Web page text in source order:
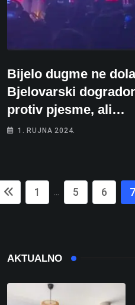
Bijelo dugme ne
Bjelovarski
protiv pjesme, ali…
1. RUJNA 2024.
1 ... 5 6 7
AKTUALNO